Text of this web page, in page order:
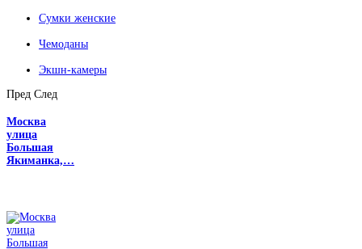
Сумки женские
Чемоданы
Экшн-камеры
Пред След
Москва
улица
Большая
Якиманка,…